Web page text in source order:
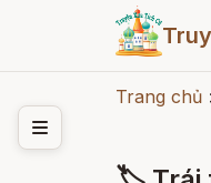
Trang chủ